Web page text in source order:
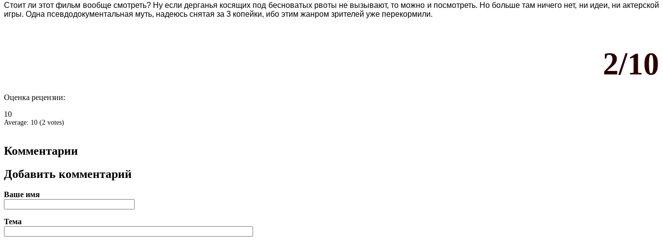
Стоит ли этот фильм вообще смотреть? Ну если дерганья косящих под бесноватых рвоты не вызывают, то можно и посмотреть. Но больше там ничего нет, ни идеи, ни актерской
игры. Одна псевдодокументальная муть, надеюсь снятая за 3 копейки, ибо этим жанром зрителей уже перекормили.
2/10
Оценка рецензии:
10
Average: 10 (2 votes)
Комментарии
Добавить комментарий
Ваше имя
Тема